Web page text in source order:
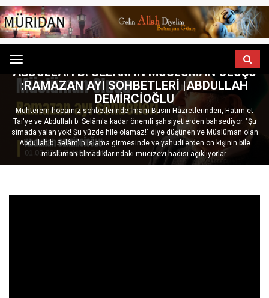
Menu
ABDULLAH B. SELÂM’IN MÜSLÜMAN OLUŞU
:RAMAZAN AYI SOHBETLERI |ABDULLAH
DEMIRCIOĞLU
Muhterem hocamız sohbetlerinde İmam Busiri Hazretlerinden, Hatim et
Tai'ye ve Abdullah b. Selâm'a kadar önemli şahsiyetlerden bahsediyor. "Şu
sîmada yalan yok! Şu yüzde hile olamaz!" diye düşünen ve Müslüman olan
Abdullah b. Selâm'ın islama girmesinde ve yahudilerden on kişinin bile
müslüman olmadıklarındaki mucizevi hadisi açıklıyorlar.